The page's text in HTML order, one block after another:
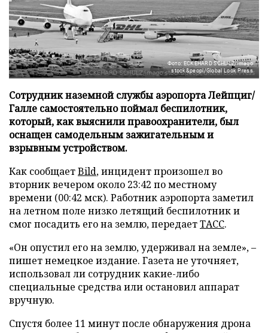
Фото: ECKEHARD SCHULZ/imago
stock&peopl/Global Look Press
Сотрудник наземной службы аэропорта Лейпциг/
Галле самостоятельно поймал беспилотник,
который, как выяснили правоохранители, был
оснащен самодельным зажигательным и
взрывным устройством.
Как сообщаетBild, инцидент произошел во
вторник вечером около 23:42 по местному
времени (00:42 мск). Работник аэропорта заметил
на летном поле низко летящий беспилотник и
смог посадить его на землю, передаетТАСС.
«Он опустил его на землю, удерживал на земле», –
пишет немецкое издание. Газета не уточняет,
использовал ли сотрудник какие-либо
специальные средства или остановил аппарат
вручную.
Спустя более 11 минут после обнаружения дрона